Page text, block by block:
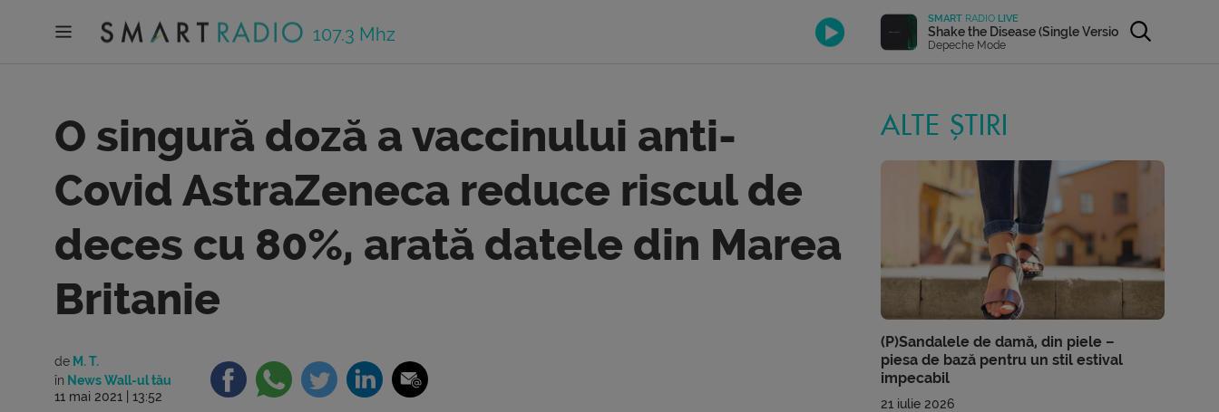
107.3 Mhz
SMART RADIO LIVE
Shake the Disease (Single Version)
Depeche Mode
O singură doză a vaccinului anti-
Covid AstraZeneca reduce riscul de
deces cu 80%, arată datele din Marea
Britanie
de M. T.
în News Wall-ul tău
11 mai 2021 | 13:52
ALTE ȘTIRI
(P)Sandalele de damă, din piele –
piesa de bază pentru un stil estival
impecabil
21 iulie 2026